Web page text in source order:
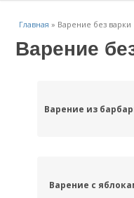
Главная » Варение без варки
Варение
Варение из
Варение с